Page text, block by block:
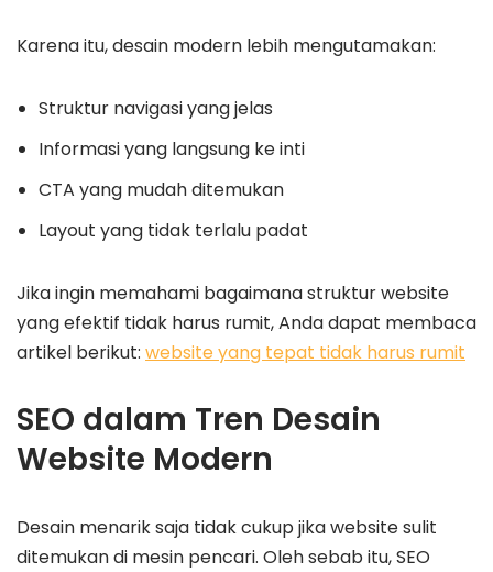
Karena itu, desain modern lebih mengutamakan:
Struktur navigasi yang jelas
Informasi yang langsung ke inti
CTA yang mudah ditemukan
Layout yang tidak terlalu padat
Jika ingin memahami bagaimana struktur website
yang efektif tidak harus rumit, Anda dapat membaca
artikel berikut: website yang tepat tidak harus rumit
SEO dalam Tren Desain
Website Modern
Desain menarik saja tidak cukup jika website sulit
ditemukan di mesin pencari. Oleh sebab itu, SEO